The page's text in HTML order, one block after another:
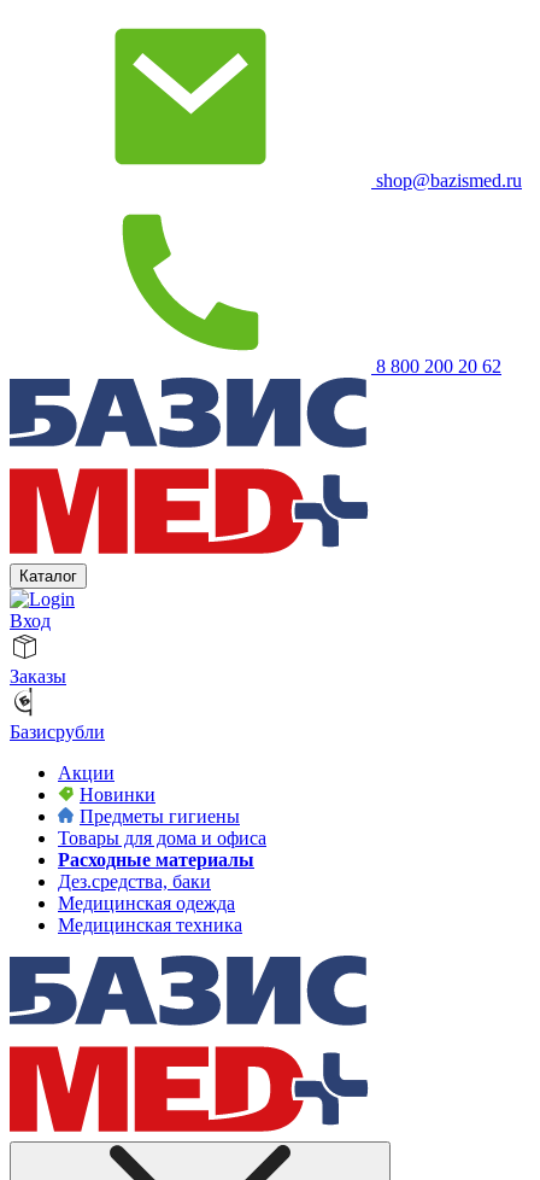
shop@bazismed.ru
8 800 200 20 62
Каталог
Вход
Заказы
Базисрубли
Акции
Новинки
Предметы гигиены
Товары для дома и офиса
Расходные материалы
Дез.средства, баки
Медицинская одежда
Медицинская техника